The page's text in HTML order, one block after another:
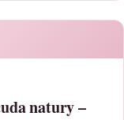
natury –